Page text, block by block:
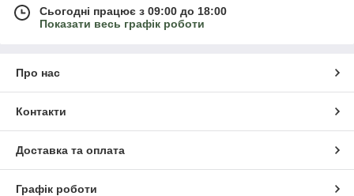
Сьогодні працює з 09:00 до 18:00
Показати весь графік роботи
Про нас
Контакти
Доставка та оплата
Графік роботи